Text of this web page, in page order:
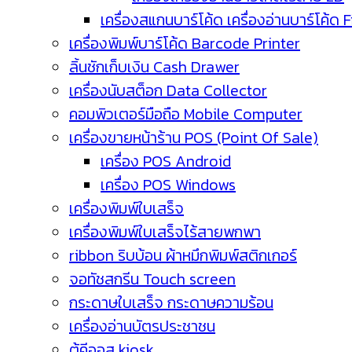
เครื่องสแกนบาร์โค้ด เครื่องอ่านบาร์โค้ด
เครื่องพิมพ์บาร์โค้ด Barcode Printer
ลิ้นชักเก็บเงิน Cash Drawer
เครื่องนับสต็อก Data Collector
คอมพิวเตอร์มือถือ Mobile Computer
เครื่องขายหน้าร้าน POS (Point Of Sale)
เครื่อง POS Android
เครื่อง POS Windows
เครื่องพิมพ์ใบเสร็จ
เครื่องพิมพ์ใบเสร็จไร้สายพกพา
ribbon ริบบ้อน ผ้าหมึกพิมพ์สติกเกอร์
จอทัชสกรีน Touch screen
กระดาษใบเสร็จ กระดาษความร้อน
เครื่องอ่านบัตรประชาชน